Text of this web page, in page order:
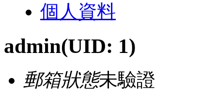
個人資料
admin(UID: 1)
郵箱狀態未驗證